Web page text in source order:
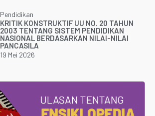
Pendidikan
KRITIK KONSTRUKTIF UU NO. 20 TAHUN
2003 TENTANG SISTEM PENDIDIKAN
NASIONAL BERDASARKAN NILAI-NILAI
PANCASILA
19 Mei 2026